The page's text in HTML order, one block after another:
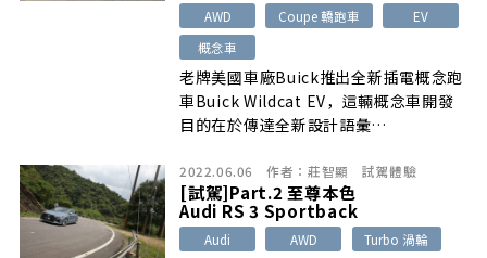
AWD Coupe 轎跑車
EV
概念車
老牌美國車廠Buick推出全新插電概念跑
車Buick Wildcat EV，這輛概念車開發
目的在於傳達全新設計語彙…
2022.06.06 作者： 莊智顯 試駕體驗
[試駕]Part.2 至尊本色
Audi RS 3 Sportback
Audi AWD Turbo 渦輪